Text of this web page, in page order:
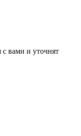
вами и уточнят